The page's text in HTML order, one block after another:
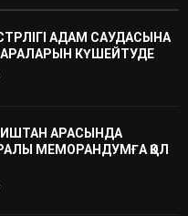
АДАМ САУДАСЫНА
КҮШЕЙТУДЕ
АРАСЫНДА
МЕМОРАНДУМҒА ҚОЛ